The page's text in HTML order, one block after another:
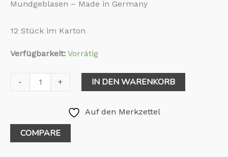
Mundgeblasen – Made in Germany
12 Stück im Karton
Verfügbarkeit: Vorrätig
- + IN DEN WARENKORB
Auf den Merkzettel
COMPARE